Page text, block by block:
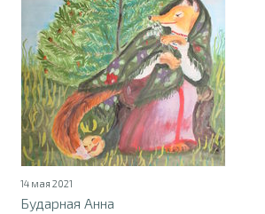
14 мая 2021
Бударная Анна